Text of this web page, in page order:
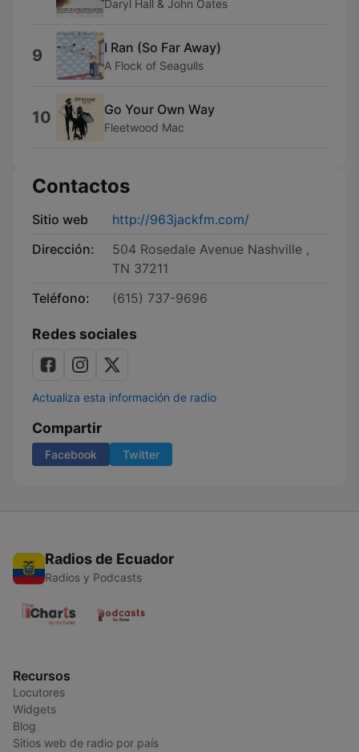
Daryl Hall & John Oates
9 I Ran (So Far Away)
A Flock of Seagulls
10 Go Your Own Way
Fleetwood Mac
Contactos
Sitio web
http://963jackfm.com/
Dirección:
504 Rosedale Avenue Nashville ,
TN 37211
Teléfono:
(615) 737-9696
Redes sociales
Actualiza esta información de radio
Compartir
Facebook Twitter
Radios de Ecuador
Radios y Podcasts
Recursos
Locutores
Widgets
Blog
Sitios web de radio por país